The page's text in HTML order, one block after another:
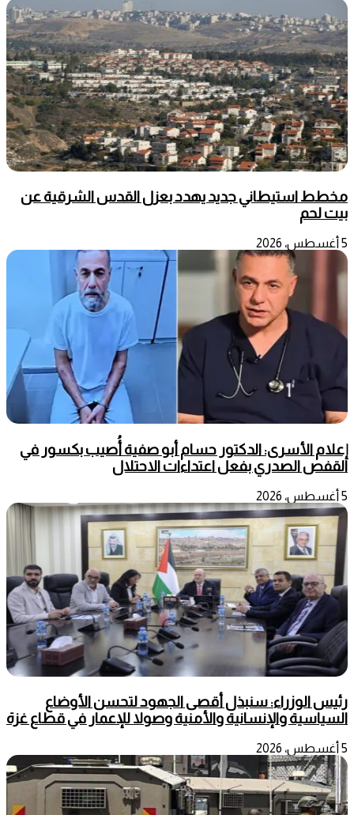
مخطط استيطاني جديد يهدد بعزل القدس الشرقية عن
بيت لحم
5 أغسطس، 2026
إعلام الأسرى: الدكتور حسام أبو صفية أُصيب بكسور في
القفص الصدري بفعل اعتداءات الاحتلال
5 أغسطس، 2026
رئيس الوزراء: سنبذل أقصى الجهود لتحسن الأوضاع
السياسية والإنسانية والأمنية وصولا للإعمار في قطاع غزة
5 أغسطس، 2026